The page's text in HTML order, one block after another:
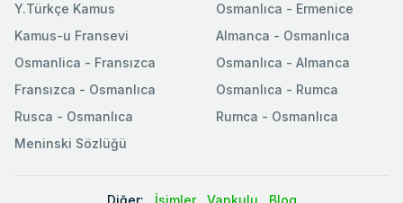
Y.Türkçe Kamus
Osmanlıca - Ermenice
Kamus-u Fransevi
Osmanlica - Fransızca
Fransızca - Osmanlıca
Rusca - Osmanlıca
Meninski Sözlüğü
Almanca - Osmanlıca
Osmanlıca - Almanca
Osmanlıca - Rumca
Rumca - Osmanlıca
Diğer: İsimler Vankulu Blog